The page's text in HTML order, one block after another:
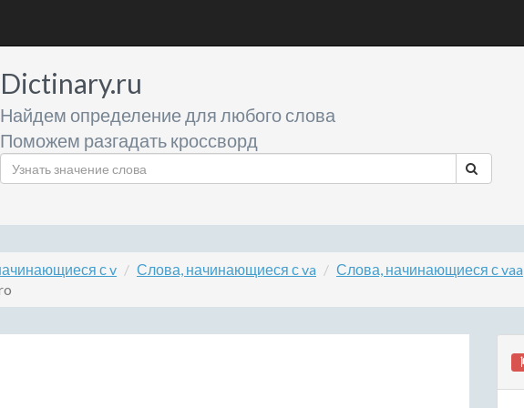
Dictinary.ru
Найдем определение для любого слова
Поможем разгадать кроссворд
с v Слова, начинающиеся с va Слова, начинающиеся с vaa